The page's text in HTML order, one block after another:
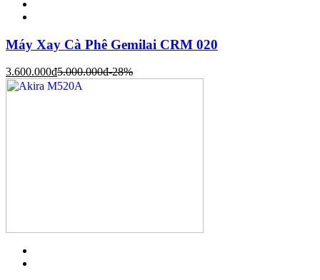
Máy Xay Cà Phê Gemilai CRM 020
3.600.000đ5.000.000đ-28%